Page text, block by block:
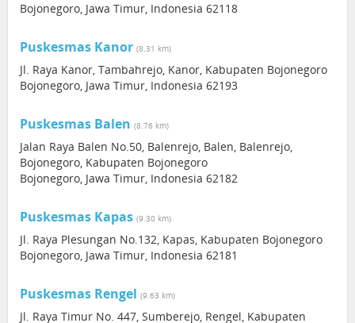
Bojonegoro, Jawa Timur, Indonesia 62118
Puskesmas Kanor (8.31 km)
Jl. Raya Kanor, Tambahrejo, Kanor, Kabupaten Bojonegoro
Bojonegoro, Jawa Timur, Indonesia 62193
Puskesmas Balen (8.76 km)
Jalan Raya Balen No.50, Balenrejo, Balen, Balenrejo,
Bojonegoro, Kabupaten Bojonegoro
Bojonegoro, Jawa Timur, Indonesia 62182
Puskesmas Kapas (9.30 km)
Jl. Raya Plesungan No.132, Kapas, Kabupaten Bojonegoro
Bojonegoro, Jawa Timur, Indonesia 62181
Puskesmas Rengel (9.63 km)
Jl. Raya Timur No. 447, Sumberejo, Rengel, Kabupaten